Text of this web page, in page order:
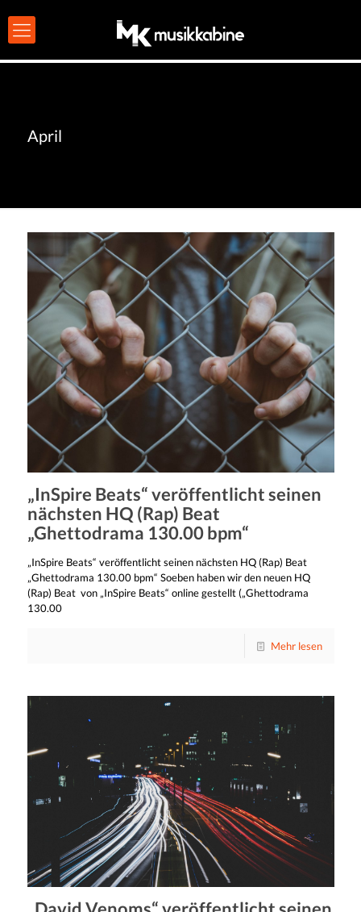
April
„InSpire Beats“ veröffentlicht seinen
nächsten HQ (Rap) Beat
„Ghettodrama 130.00 bpm“
„InSpire Beats“ veröffentlicht seinen nächsten HQ (Rap) Beat
„Ghettodrama 130.00 bpm“ Soeben haben wir den neuen HQ
(Rap) Beat von „InSpire Beats“ online gestellt („Ghettodrama
130.00
Mehr lesen